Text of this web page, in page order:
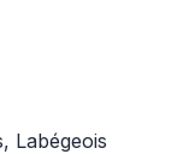
Labégeois